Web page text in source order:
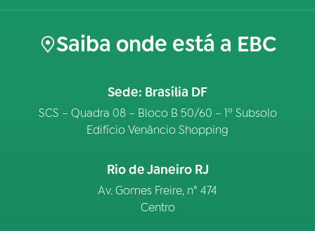
Saiba onde está a EBC
Sede: Brasília DF
SCS – Quadra 08 – Bloco B 50/60 – 1º Subsolo
Edifício Venâncio Shopping
Rio de Janeiro RJ
Av. Gomes Freire, n° 474
Centro